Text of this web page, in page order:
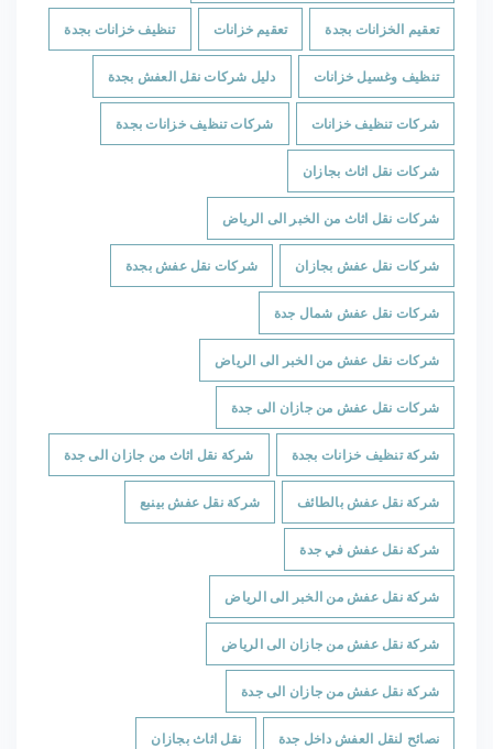
تعقيم الخزانات بجدة تعقيم خزانات تنظيف خزانات بجدة
تنظيف وغسيل خزانات دليل شركات نقل العفش بجدة
شركات تنظيف خزانات شركات تنظيف خزانات بجدة
شركات نقل اثاث بجازان
شركات نقل اثاث من الخبر الى الرياض
شركات نقل عفش بجازان شركات نقل عفش بجدة
شركات نقل عفش شمال جدة
شركات نقل عفش من الخبر الى الرياض
شركات نقل عفش من جازان الى جدة
شركة تنظيف خزانات بجدة شركة نقل اثاث من جازان الى جدة
شركة نقل عفش بالطائف شركة نقل عفش بينبع
شركة نقل عفش في جدة
شركة نقل عفش من الخبر الى الرياض
شركة نقل عفش من جازان الى الرياض
شركة نقل عفش من جازان الى جدة
نصائح لنقل العفش داخل جدة نقل اثاث بجازان